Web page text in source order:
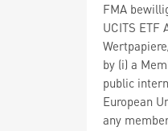
FMA
UCITS ETF
by (i) a
public
European
any